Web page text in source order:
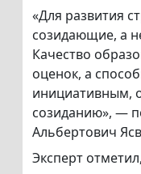
«Для развития
созидающие, а
Качество
оценок, а
инициативным,
созиданию», —
Альбертович
Эксперт